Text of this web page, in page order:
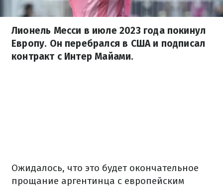
Лионель Месси в июле 2023 года покинул
Европу. Он перебрался в США и подписал
контракт с Интер Майами.
Ожидалось, что это будет окончательное
прощание аргентинца с европейским